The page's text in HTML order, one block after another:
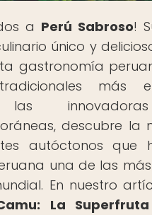
a Perú Sabroso!
único y
gastronomía
más
descubre la
autóctonos que
una de las
En nuestro
La